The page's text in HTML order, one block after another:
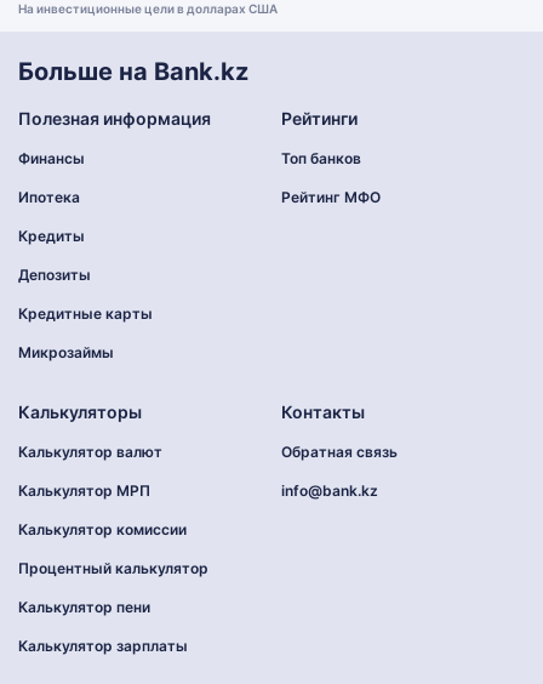
На инвестиционные цели в долларах США
Больше на Bank.kz
Полезная информация
Финансы
Ипотека
Кредиты
Депозиты
Кредитные карты
Микрозаймы
Рейтинги
Топ банков
Рейтинг МФО
Калькуляторы
Калькулятор валют
Калькулятор МРП
Калькулятор комиссии
Процентный калькулятор
Калькулятор пени
Калькулятор зарплаты
Контакты
Обратная связь
info@bank.kz